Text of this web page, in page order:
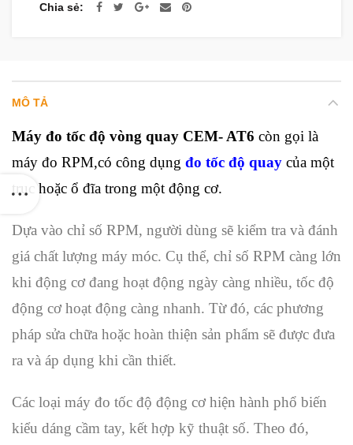
Chia sẻ
MÔ TẢ
Máy đo tốc độ vòng quay CEM- AT6 còn gọi là
máy đo RPM,có công dụng đo tốc độ quay của một
trục hoặc ổ đĩa trong một động cơ.
Dựa vào chỉ số RPM, người dùng sẽ kiểm tra và đánh
giá chất lượng máy móc. Cụ thể, chỉ số RPM càng lớn
khi động cơ đang hoạt động ngày càng nhiều, tốc độ
động cơ hoạt động càng nhanh. Từ đó, các phương
pháp sửa chữa hoặc hoàn thiện sản phẩm sẽ được đưa
ra và áp dụng khi cần thiết.
Các loại máy đo tốc độ động cơ hiện hành phổ biến
kiểu dáng cầm tay, kết hợp kỹ thuật số. Theo đó,